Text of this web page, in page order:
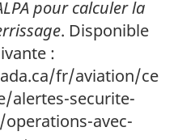
pour calculer la
. Disponible
:
fr/aviation/ce
alertes-securite-
avec-